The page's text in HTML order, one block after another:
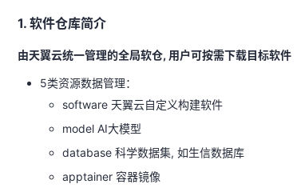
software 天翼云自定义构建软件
model AI大模型
database 科学数据集, 如生信数据库
apptainer 容器镜像
app 业务软件
通配符等模糊处理, 如prefix*, *suffix, prefix*suffix等
并发下载
1. 软件仓库简介
由天翼云统一管理的全局软仓, 用户可按需下载目标软件
5类资源数据管理：
software 天翼云自定义构建软件
model AI大模型
database 科学数据集, 如生信数据库
apptainer 容器镜像